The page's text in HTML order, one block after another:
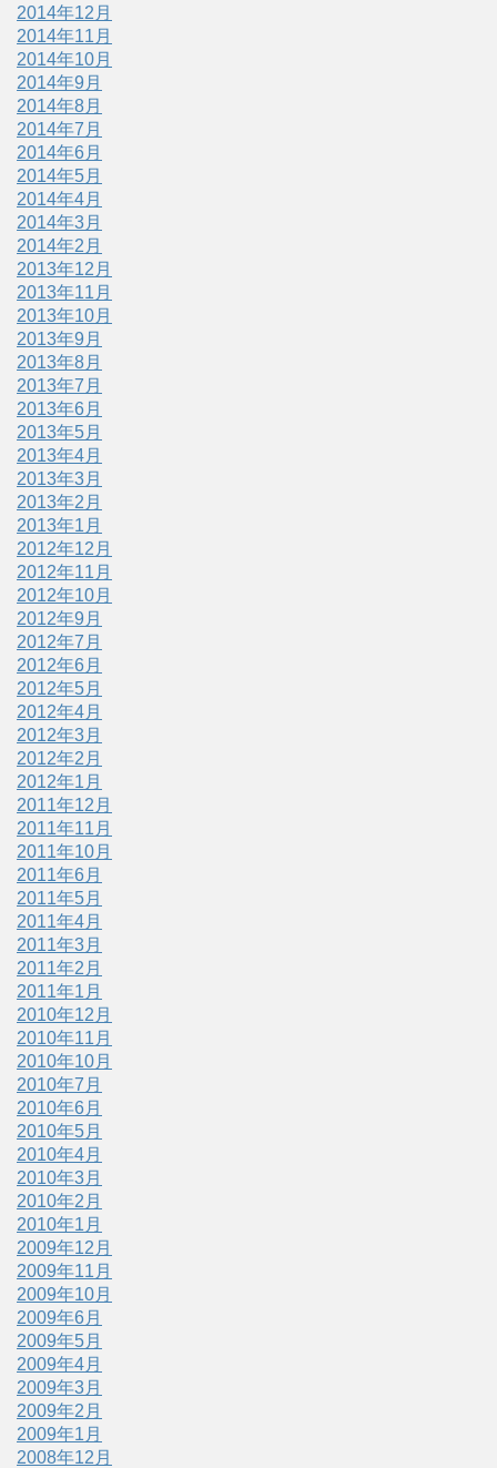
2014年12月
2014年11月
2014年10月
2014年9月
2014年8月
2014年7月
2014年6月
2014年5月
2014年4月
2014年3月
2014年2月
2013年12月
2013年11月
2013年10月
2013年9月
2013年8月
2013年7月
2013年6月
2013年5月
2013年4月
2013年3月
2013年2月
2013年1月
2012年12月
2012年11月
2012年10月
2012年9月
2012年7月
2012年6月
2012年5月
2012年4月
2012年3月
2012年2月
2012年1月
2011年12月
2011年11月
2011年10月
2011年6月
2011年5月
2011年4月
2011年3月
2011年2月
2011年1月
2010年12月
2010年11月
2010年10月
2010年7月
2010年6月
2010年5月
2010年4月
2010年3月
2010年2月
2010年1月
2009年12月
2009年11月
2009年10月
2009年6月
2009年5月
2009年4月
2009年3月
2009年2月
2009年1月
2008年12月